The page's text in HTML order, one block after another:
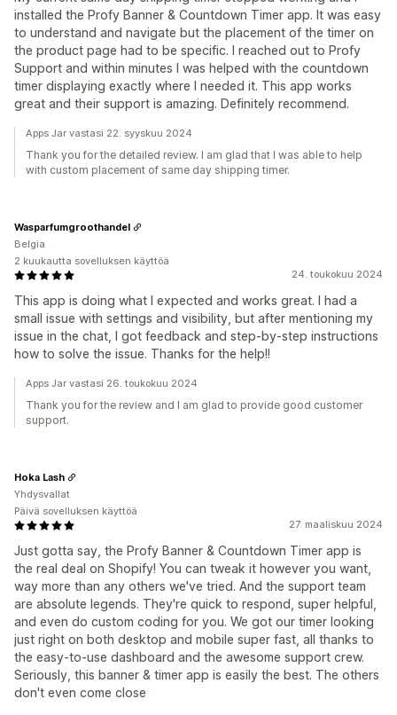
installed the Profy Banner & Countdown Timer app. It was easy
to understand and navigate but the placement of the timer on
the product page had to be specific. I reached out to Profy
Support and within minutes I was helped with the countdown
timer displaying exactly where I needed it. This app works
great and their support is amazing. Definitely recommend.
Apps Jar vastasi 22. syyskuu 2024
Thank you for the detailed review. I am glad that I was able to help
with custom placement of same day shipping timer.
24. toukokuu 2024
This app is doing what I expected and works great. I had a
small issue with settings and visibility, but after mentioning my
issue in the chat, I got feedback and step-by-step instructions
how to solve the issue. Thanks for the help!!
Wasparfumgroothandel
Belgia
2 kuukautta sovelluksen käyttöä
Apps Jar vastasi 26. toukokuu 2024
Thank you for the review and I am glad to provide good customer
support.
27. maaliskuu 2024
Just gotta say, the Profy Banner & Countdown Timer app is
the real deal on Shopify! You can tweak it however you want,
way more than any others we've tried. And the support team
are absolute legends. They're quick to respond, super helpful,
and even do custom coding for you. We got our timer looking
just right on both desktop and mobile super fast, all thanks to
the easy-to-use dashboard and the awesome support crew.
Seriously, this banner & timer app is easily the best. The others
don't even come close
Hoka Lash
Yhdysvallat
Päivä sovelluksen käyttöä